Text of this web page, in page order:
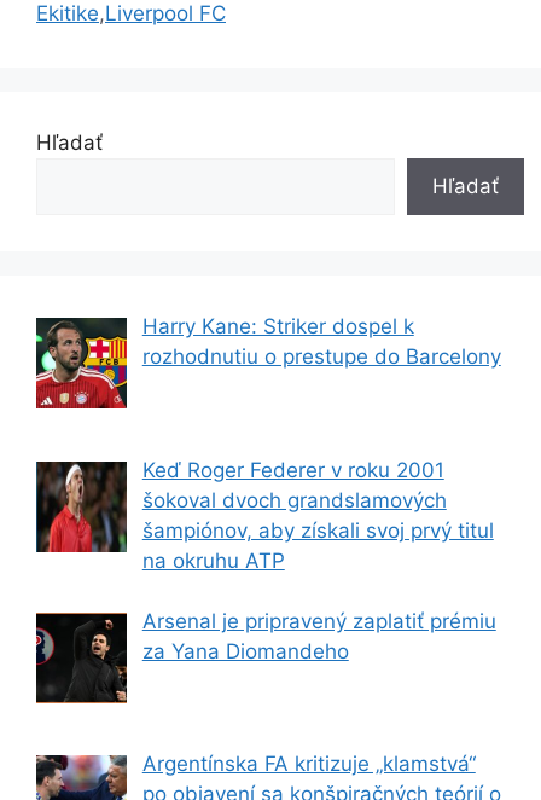
Ekitike,Liverpool FC
Hľadať
Hľadať
Harry Kane: Striker dospel k
rozhodnutiu o prestupe do Barcelony
Keď Roger Federer v roku 2001
šokoval dvoch grandslamových
šampiónov, aby získali svoj prvý titul
na okruhu ATP
Arsenal je pripravený zaplatiť prémiu
za Yana Diomandeho
Argentínska FA kritizuje „klamstvá“
po objavení sa konšpiračných teórií o